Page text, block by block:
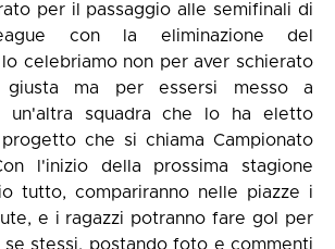
per il passaggio alle semifinali di
con la eliminazione del
lo celebriamo non per aver schierato
giusta ma per essersi messo a
un'altra squadra che lo ha eletto
che si chiama Campionato
l'inizio della prossima stagione
tutto, compariranno nelle piazze i
e i ragazzi potranno fare gol per
se stessi, postando foto e commenti